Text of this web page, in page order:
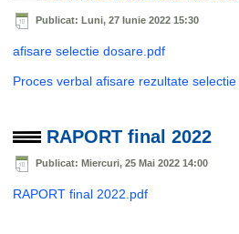
Publicat: Luni, 27 Iunie 2022 15:30
afisare selectie dosare.pdf
Proces verbal afisare rezultate
RAPORT final 2022
Publicat: Miercuri, 25 Mai 2022 14:00
RAPORT final 2022.pdf